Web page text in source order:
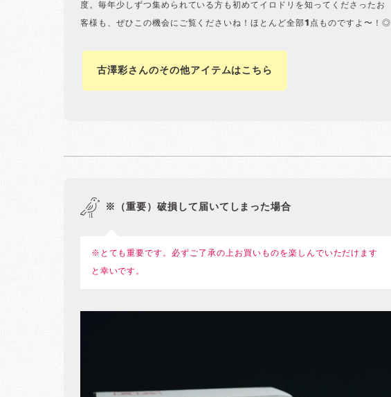
度。毎年少しずつ集められている方も初めてイロドリを知ってくださったお
客様も、ぜひこの機会にご覧くださいね！ほとんど全部1点ものですよ〜！◎
古澤彩さんのその他アイテムはこちら
※（重要）破損して届いてしまった場合
※とても重要です。必ずご了承の上お買いものを楽しんでいただけます
と幸いです。